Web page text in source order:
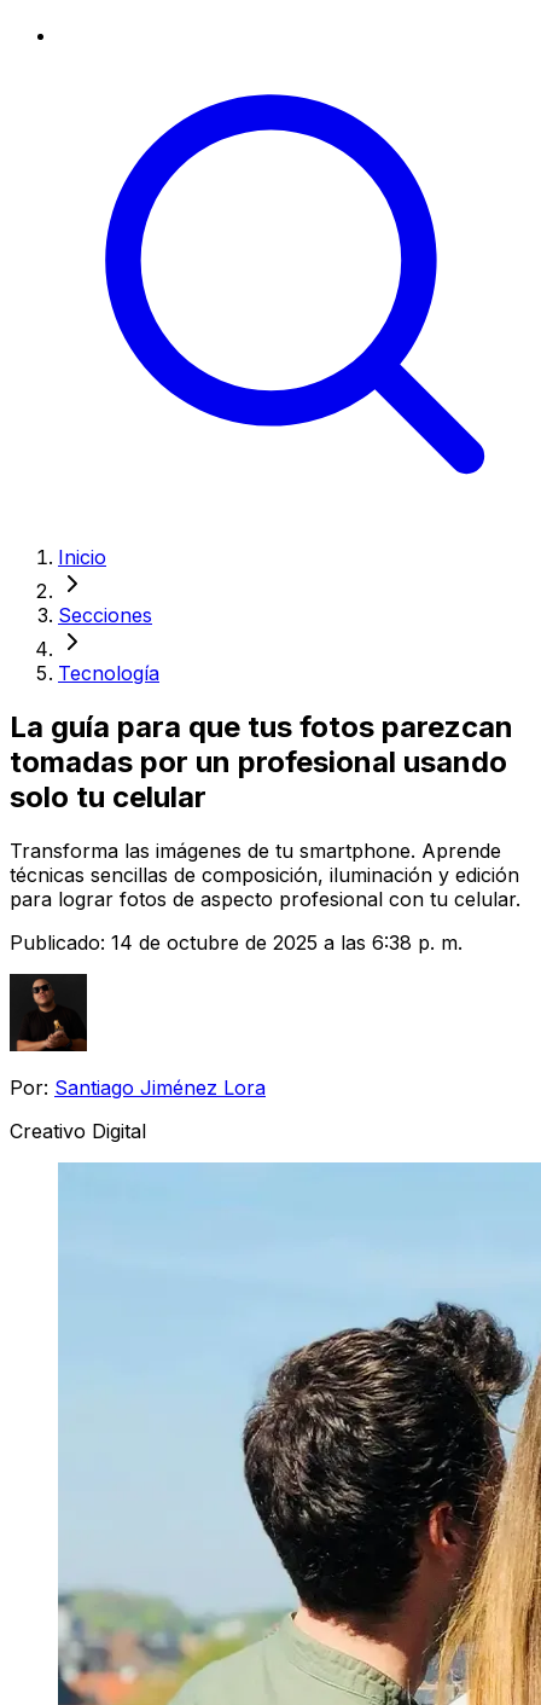
Inicio
Secciones
Tecnología
La guía para que tus fotos parezcan
tomadas por un profesional usando
solo tu celular
Transforma las imágenes de tu smartphone. Aprende
técnicas sencillas de composición, iluminación y edición
para lograr fotos de aspecto profesional con tu celular.
Publicado: 14 de octubre de 2025 a las 6:38 p. m.
Por: Santiago Jiménez Lora
Creativo Digital